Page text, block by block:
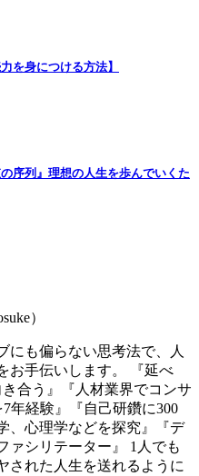
を身につける方法】
序列』理想の人生を歩んでいくた
）
にも偏らない思考法で、人
お手伝いします。 『延べ
合う』『人材業界でコンサ
年経験』『自己研鑽に300
、心理学などを探究』『デ
ァシリテーター』 1人でも
された人生を送れるように